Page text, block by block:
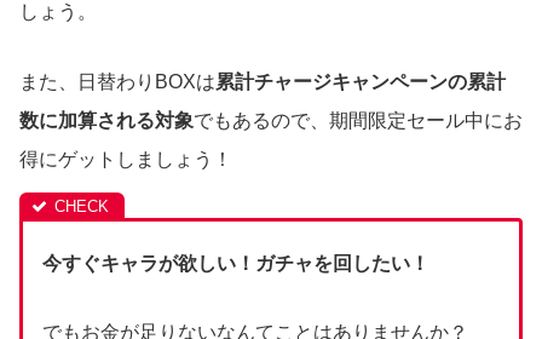
しょう。
また、日替わりBOXは累計チャージキャンペーンの累計
数に加算される対象でもあるので、期間限定セール中にお
得にゲットしましょう！
今すぐキャラが欲しい！ガチャを回したい！
でもお金が足りないなんてことはありませんか？